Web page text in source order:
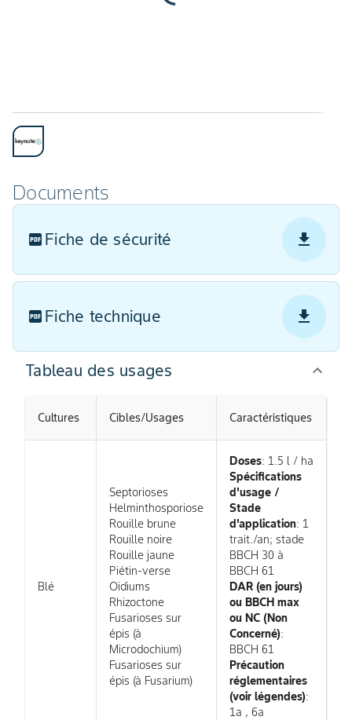
Documents
Fiche de sécurité
Fiche technique
Tableau des usages
Cultures Cibles/Usages Caractéristiques
Blé
Septorioses
Helminthosporiose
Rouille brune
Rouille noire
Rouille jaune
Piétin-verse
Oïdiums
Rhizoctone
Fusarioses sur
épis (à
Microdochium)
Fusarioses sur
épis (à Fusarium)
Doses: 1.5 l / ha
Spécifications
d'usage /
Stade
d'application: 1
trait./an; stade
BBCH 30 à
BBCH 61
DAR (en jours)
ou BBCH max
ou NC (Non
Concerné):
BBCH 61
Précaution
réglementaires
(voir légendes):
1a , 6a